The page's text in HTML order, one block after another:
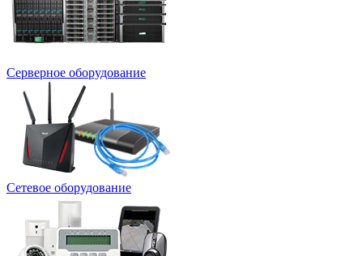
Серверное оборудование
Сетевое оборудование